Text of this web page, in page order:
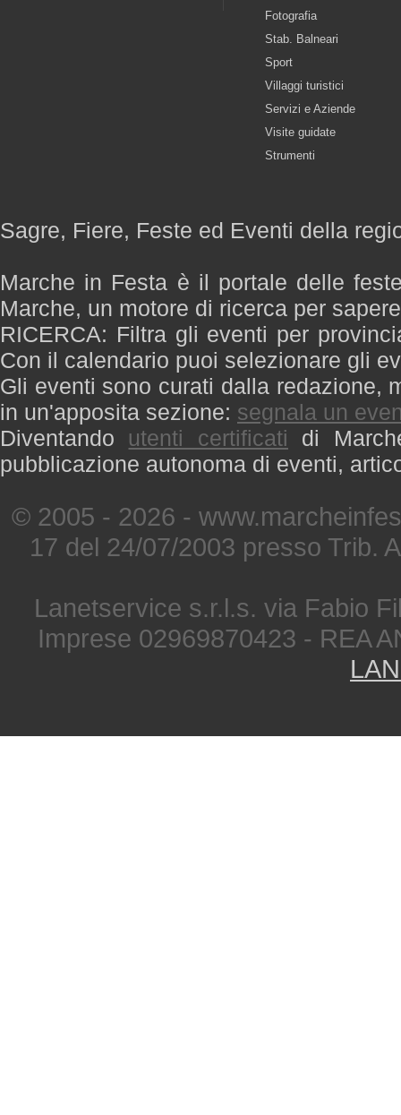
Fotografia
Stab. Balneari
Sport
Villaggi turistici
Servizi e Aziende
Visite guidate
Strumenti
Sagre, Fiere, Feste ed Eventi della
Marche in Festa è il portale delle
Marche, un motore di ricerca per
RICERCA: Filtra gli eventi per
Con il calendario puoi selezionare gli
Gli eventi sono curati dalla redazione,
in un'apposita sezione: segnala un
Diventando utenti certificati di
pubblicazione autonoma di eventi,
© 2005 - 2026 -
17 del 24/07/2003 presso Trib.
Lanetservice s.r.l.s. via Fabio
Imprese 02969870423 - REA